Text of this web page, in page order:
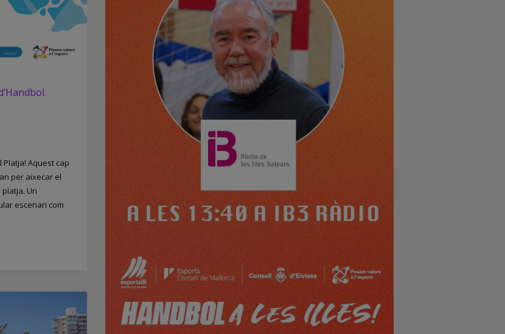
Platja! Aquest cap
per aixecar el
Un
escenari com